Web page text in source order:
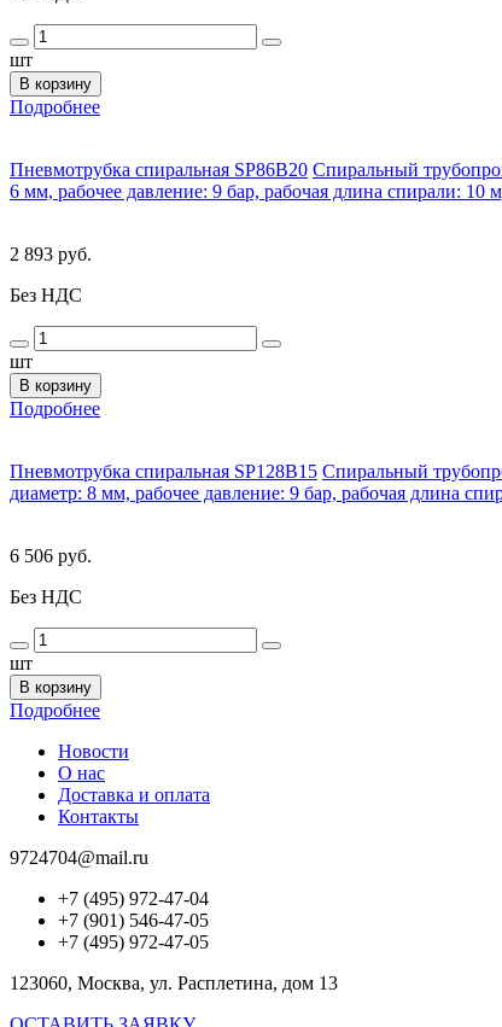
шт
В корзину
Подробнее
Пневмотрубка спиральная SP86B20 Спиральный
6 мм, рабочее давление: 9 бар, рабочая длина спирали: 10
2 893 руб.
Без НДС
шт
В корзину
Подробнее
Пневмотрубка спиральная SP128B15 Спиральный
диаметр: 8 мм, рабочее давление: 9 бар, рабочая длина
6 506 руб.
Без НДС
шт
В корзину
Подробнее
Новости
О нас
Доставка и оплата
Контакты
9724704@mail.ru
+7 (495) 972-47-04
+7 (901) 546-47-05
+7 (495) 972-47-05
123060, Москва, ул. Расплетина, дом 13